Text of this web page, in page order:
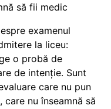
să fii medic
examenul
la liceu:
o probă de
de intenție. Sunt
care nu pun
care nu înseamnă să